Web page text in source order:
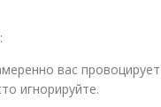
вас
игнорируйте.